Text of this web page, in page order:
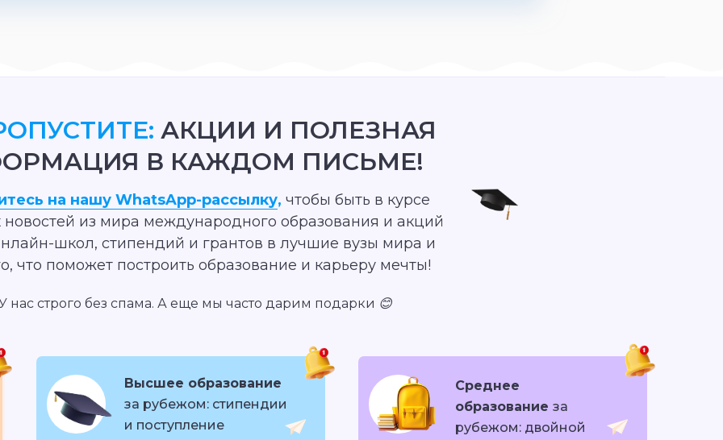
на нашу WhatsApp-рассылку, чтобы быть в курсе
из мира международного образования и акций
школ, стипендий и грантов в лучшие вузы мира и
что поможет построить образование и карьеру мечты!
АКЦИИ И ПОЛЕЗНАЯ
В КАЖДОМ ПИСЬМЕ!
У нас строго без спама. А еще мы часто дарим подарки 😊
Высшее образование
за рубежом: стипендии
и поступление
Среднее
образование за
рубежом: двойной